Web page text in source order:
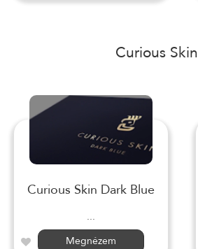
Curious Skin
Curious Skin Dark Blue
...
Megnézem